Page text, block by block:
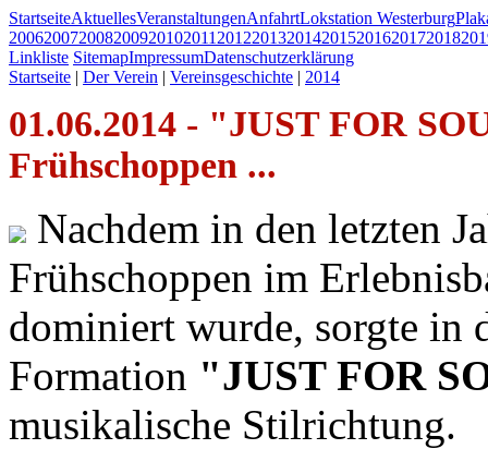
StartseiteAktuellesVeranstaltungenAnfahrtLokstation Westerburg
200620072008200920102011 2012201320142015201620172018
Linkliste SitemapImpressumDatenschutzerklärung
Startseite | Der Verein | Vereinsgeschichte | 2014
01.06.2014 - "JUST FOR
Frühschoppen ...
Nachdem in den letzten
Frühschoppen im
dominiert wurde, sorgte in
Formation "JUST FOR
musikalische Stilrichtung.